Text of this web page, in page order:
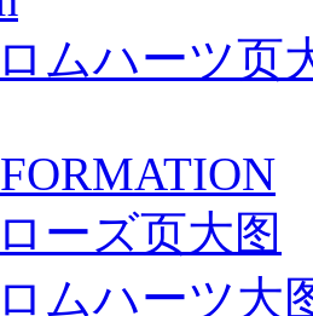
ムハーツ页
ーズ页大图
ムハーツ大